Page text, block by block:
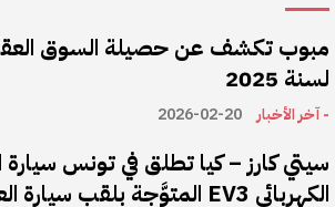
مبوب تكشف عن حصيلة السوق
لسنة 2025
- آخر الأخبار 2026-02-20
سيتي كارز – كيا تطلق في تونس سيارة
الكهربائي EV3 المتوَّجة بلقب سيارة العام عالميًا